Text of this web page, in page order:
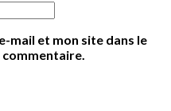
mail et mon site dans le